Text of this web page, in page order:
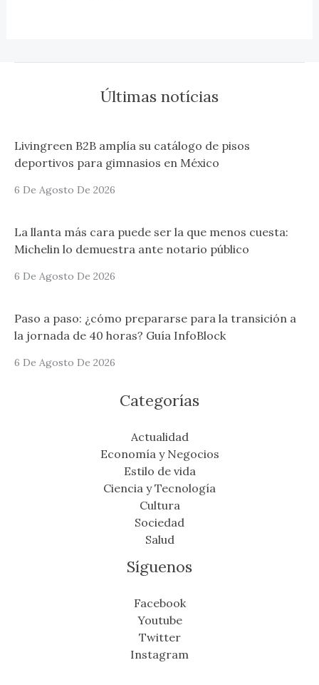
Últimas notícias
Livingreen B2B amplía su catálogo de pisos
deportivos para gimnasios en México
6 De Agosto De 2026
La llanta más cara puede ser la que menos cuesta:
Michelin lo demuestra ante notario público
6 De Agosto De 2026
Paso a paso: ¿cómo prepararse para la transición a
la jornada de 40 horas? Guía InfoBlock
6 De Agosto De 2026
Categorías
Actualidad
Economía y Negocios
Estilo de vida
Ciencia y Tecnología
Cultura
Sociedad
Salud
Síguenos
Facebook
Youtube
Twitter
Instagram